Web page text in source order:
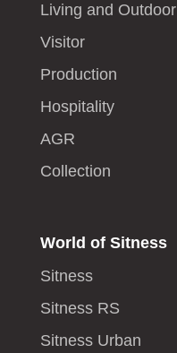
Living and Outdoor
Visitor
Production
Hospitality
AGR
Collection
World of Sitness
Sitness
Sitness RS
Sitness Urban